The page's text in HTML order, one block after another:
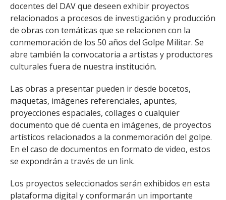
docentes del DAV que deseen exhibir proyectos
relacionados a procesos de investigación y producción
de obras con temáticas que se relacionen con la
conmemoración de los 50 años del Golpe Militar. Se
abre también la convocatoria a artistas y productores
culturales fuera de nuestra institución.
Las obras a presentar pueden ir desde bocetos,
maquetas, imágenes referenciales, apuntes,
proyecciones espaciales, collages o cualquier
documento que dé cuenta en imágenes, de proyectos
artísticos relacionados a la conmemoración del golpe.
En el caso de documentos en formato de video, estos
se expondrán a través de un link.
Los proyectos seleccionados serán exhibidos en esta
plataforma digital y conformarán un importante